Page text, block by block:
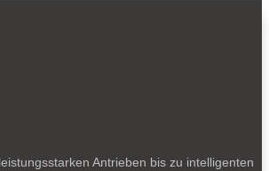
Antrieben bis zu intelligenten